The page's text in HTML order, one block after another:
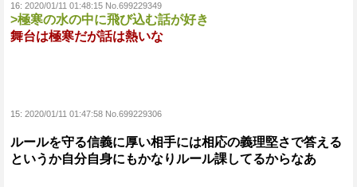
16: 2020/01/11 01:48:15 No.699229349
>極寒の水の中に飛び込む話が好き
舞台は極寒だが話は熱いな
15: 2020/01/11 01:47:58 No.699229306
ルールを守る信義に厚い相手には相応の義理堅さで答える
というか自分自身にもかなりルール課してるからなあ